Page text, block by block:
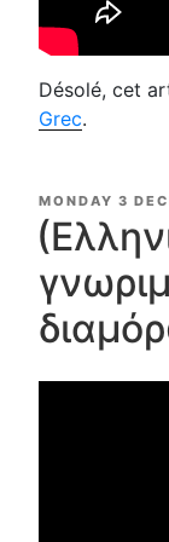
Désolé, cet
Grec.
POSTED
ON
MONDAY 3